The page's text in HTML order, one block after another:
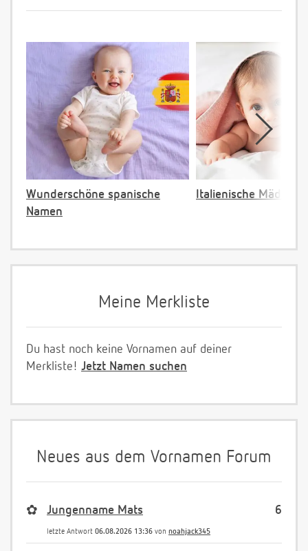
Wunderschöne spanische
Namen
Italienische
Meine Merkliste
Du hast noch keine Vornamen auf deiner
Merkliste! Jetzt Namen suchen
Neues aus dem Vornamen Forum
6
✿ Jungenname Mats
letzte Antwort 06.08.2026 13:36 von noahjack345